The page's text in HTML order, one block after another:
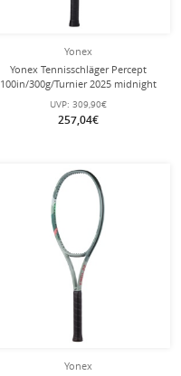
Yonex
Yonex Tennisschläger Percept
100in/300g/Turnier 2025 midnight
navyblau - unbesaitet -
UVP: 309,90€
257,04€
Yonex